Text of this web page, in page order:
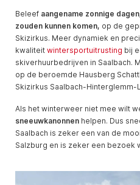
Beleef aangename zonnige
zouden kunnen komen, op de
Skizirkus. Meer dynamiek en
kwaliteit wintersportuitrusting bij
skiverhuurbedrijven in Saalbach.
op de beroemde Hausberg
Skizirkus Saalbach-Hinterglemm-
Als het winterweer niet mee wilt
sneeuwkanonnen helpen. Dus
Saalbach is zeker een van de
Salzburg en is zeker een bezoek